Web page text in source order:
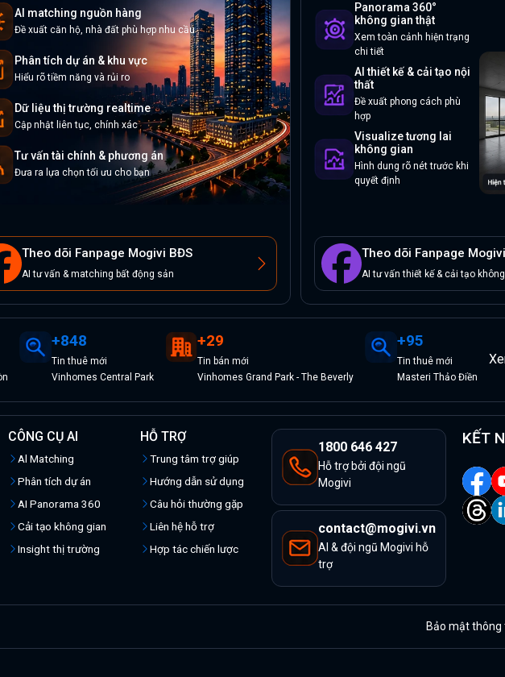
AI matching nguồn hàng
Đề xuất căn hộ, nhà đất phù hợp nhu cầu
Phân tích dự án & khu vực
Hiểu rõ tiềm năng và rủi ro
Dữ liệu thị trường realtime
Cập nhật liên tục, chính xác
Tư vấn tài chính & phương án
Đưa ra lựa chọn tối ưu cho bạn
Theo dõi Fanpage Mogivi BĐS
AI tư vấn & matching bất động sản
Panorama 360°
không gian thật
Xem toàn cảnh hiện trạng
chi tiết
AI thiết kế & cải tạo nội
thất
Đề xuất phong cách phù
hợp
Visualize tương lai
không gian
Hình dung rõ nét trước khi
quyết định
Theo dõi Fanpage
AI tư vấn thiết kế & cải tạo
+848
Tinthuê mới
Vinhomes Central Park
+29
Tin bán mới
Vinhomes Grand Park - The Beverly
+95
Tinthuê mới
Masteri Thảo Điền
CÔNG CỤ AI
Al Matching
Phân tích dự án
AI Panorama 360
Cải tạo không gian
Insight thị trường
HỖ TRỢ
Trung tâm trợ giúp
Hướng dẫn sử dụng
Câu hỏi thường gặp
Liên hệ hỗ trợ
Hợp tác chiến lược
1800 646 427
Hỗ trợ bởi đội ngũ
Mogivi
contact@mogivi.vn
AI & đội ngũ Mogivi hỗ
trợ
KẾT
Bảo mật thông